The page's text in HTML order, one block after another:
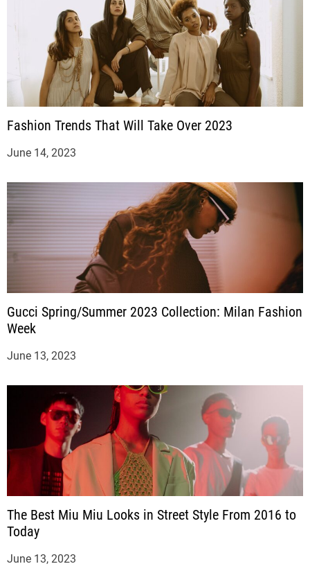
Fashion Trends That Will Take Over 2023
June 14, 2023
Gucci Spring/Summer 2023 Collection: Milan Fashion
Week
June 13, 2023
The Best Miu Miu Looks in Street Style From 2016 to
Today
June 13, 2023